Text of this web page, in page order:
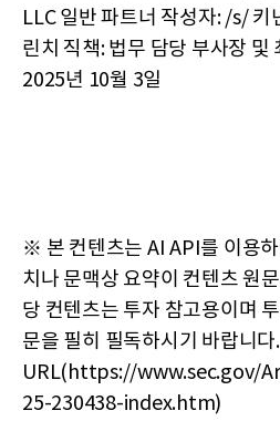
LLC 일반 파트너 작성자: /s/ 키
린치 직책: 법무 담당 부사장 및
2025년 10월 3일
※ 본 컨텐츠는 AI API를 이용
치나 문맥상 요약이 컨텐츠 원
당 컨텐츠는 투자 참고용이며
문을 필히 필독하시기 바랍니다
URL(https://www.sec.gov/
25-230438-index.htm)